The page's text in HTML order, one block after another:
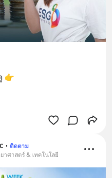
👉
• ติดตาม
าศาสตร์ & เทคโนโลยี